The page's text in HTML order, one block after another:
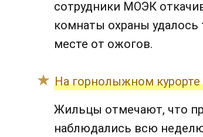
сотрудники МОЭК
комнаты охраны удалось
месте от ожогов.
На горнолыжном
Жильцы отмечают, что
наблюдались всю